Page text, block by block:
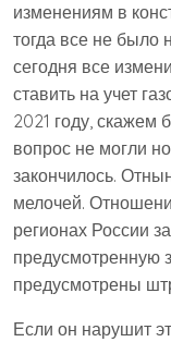
изменениям в
тогда все не было
сегодня все
ставить на учет
2021 году, скажем
вопрос не могли
закончилось.
мелочей.
регионах России
предусмотренную
предусмотрены
Если он нарушит